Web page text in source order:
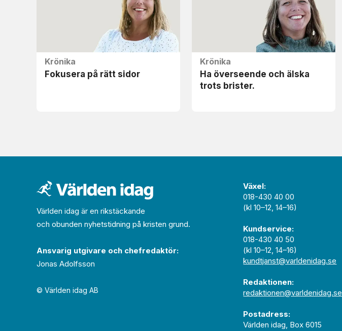
Krönika
Fokusera på rätt sidor
Krönika
Ha överseende och älska
trots brister.
Världen idag är en rikstäckande
och obunden nyhets­­­tidning på kristen grund.
Ansvarig utgivare och chef­redaktör:
Jonas Adolfsson
© Världen idag AB
Växel:
018-430 40 00
(kl 10–12, 14–16)
Kundservice:
018-430 40 50
(kl 10–12, 14–16)
kundtjanst@varldenidag.se
Redaktionen:
redaktionen@varldenidag.se
Postadress:
Världen idag, Box 6015